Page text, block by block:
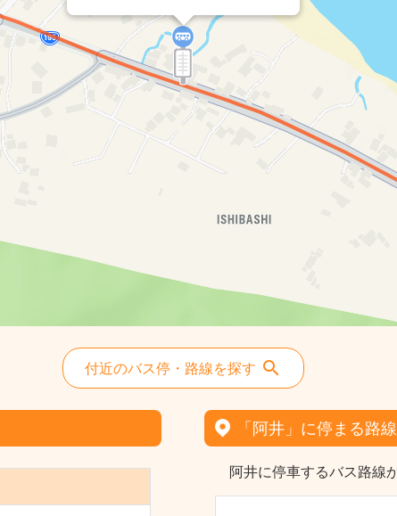
付近のバス停・路線を探す
「阿井」に停まる路
阿井に停車するバス路線